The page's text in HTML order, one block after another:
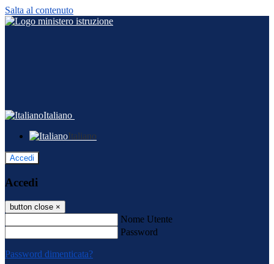
Salta al contenuto
Italiano
Italiano
Accedi
Accedi
button close ×
Nome Utente
Password
Password dimenticata?